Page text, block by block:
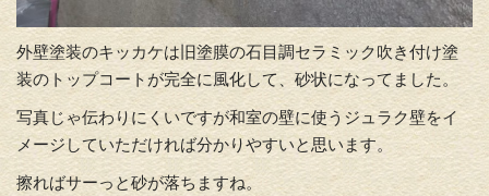
外壁塗装のキッカケは旧塗膜の石目調セラミック吹き付け塗
装のトップコートが完全に風化して、砂状になってました。
写真じゃ伝わりにくいですが和室の壁に使うジュラク壁をイ
メージしていただければ分かりやすいと思います。
擦ればサーっと砂が落ちますね。